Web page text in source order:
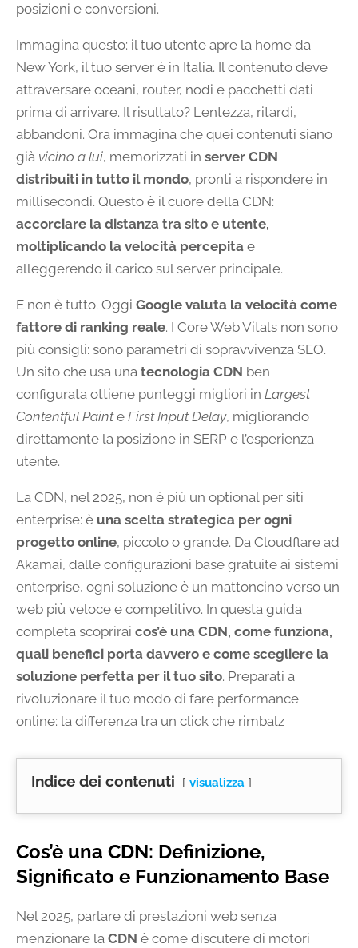
posizioni e conversioni.
Immagina questo: il tuo utente apre la home da
New York, il tuo server è in Italia. Il contenuto deve
attraversare oceani, router, nodi e pacchetti dati
prima di arrivare. Il risultato? Lentezza, ritardi,
abbandoni. Ora immagina che quei contenuti siano
già vicino a lui, memorizzati in server CDN
distribuiti in tutto il mondo, pronti a rispondere in
millisecondi. Questo è il cuore della CDN:
accorciare la distanza tra sito e utente,
moltiplicando la velocità percepita e
alleggerendo il carico sul server principale.
E non è tutto. Oggi Google valuta la velocità come
fattore di ranking reale. I Core Web Vitals non sono
più consigli: sono parametri di sopravvivenza SEO.
Un sito che usa una tecnologia CDN ben
configurata ottiene punteggi migliori in Largest
Contentful Painte First Input Delay, migliorando
direttamente la posizione in SERP e l’esperienza
utente.
La CDN, nel 2025, non è più un optional per siti
enterprise: è una scelta strategica per ogni
progetto online, piccolo o grande. Da Cloudflare ad
Akamai, dalle configurazioni base gratuite ai sistemi
enterprise, ogni soluzione è un mattoncino verso un
web più veloce e competitivo. In questa guida
completa scoprirai cos’è una CDN, come funziona,
quali benefici porta davvero e come scegliere la
soluzione perfetta per il tuo sito. Preparati a
rivoluzionare il tuo modo di fare performance
online: la differenza tra un click che rimbalz
Indice dei contenuti visualizza
Cos’è una CDN: Definizione,
Significato e Funzionamento Base
Nel 2025, parlare di prestazioni web senza
menzionare la CDN è come discutere di motori